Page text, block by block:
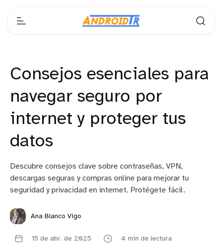
Consejos esenciales para
navegar seguro por
internet y proteger tus
datos
Descubre consejos clave sobre contraseñas, VPN,
descargas seguras y compras online para mejorar tu
seguridad y privacidad en internet. Protégete fácil.
Ana Blanco Vigo
15 de abr. de 2025 4 min de lectura